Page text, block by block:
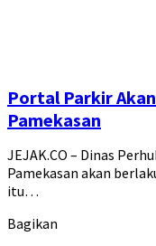
Portal Parkir
Pamekasan
JEJAK.CO – Dinas
Pamekasan akan
itu…
Bagikan